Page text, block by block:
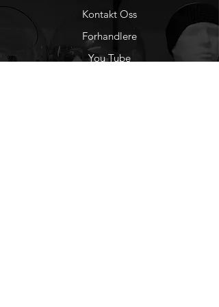
Kontakt Oss
Forhandlere
You Tube